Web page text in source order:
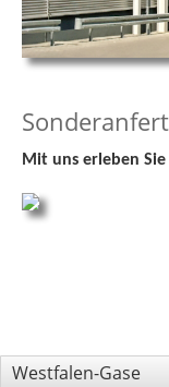
Mit uns erleben Sie
Westfalen-Gase